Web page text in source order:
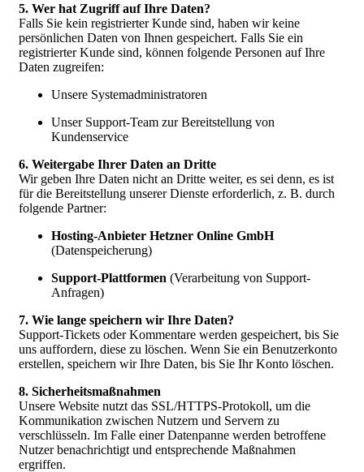
5. Wer hat Zugriff auf Ihre Daten?
Falls Sie kein registrierter Kunde sind, haben wir keine
persönlichen Daten von Ihnen gespeichert. Falls Sie ein
registrierter Kunde sind, können folgende Personen auf Ihre
Daten zugreifen:
Unsere Systemadministratoren
Unser Support-Team zur Bereitstellung von
Kundenservice
6. Weitergabe Ihrer Daten an Dritte
Wir geben Ihre Daten nicht an Dritte weiter, es sei denn, es ist
für die Bereitstellung unserer Dienste erforderlich, z. B. durch
folgende Partner:
Hosting-Anbieter Hetzner Online GmbH
(Datenspeicherung)
Support-Plattformen (Verarbeitung von Support-
Anfragen)
7. Wie lange speichern wir Ihre Daten?
Support-Tickets oder Kommentare werden gespeichert, bis Sie
uns auffordern, diese zu löschen. Wenn Sie ein Benutzerkonto
erstellen, speichern wir Ihre Daten, bis Sie Ihr Konto löschen.
8. Sicherheitsmaßnahmen
Unsere Website nutzt das SSL/HTTPS-Protokoll, um die
Kommunikation zwischen Nutzern und Servern zu
verschlüsseln. Im Falle einer Datenpanne werden betroffene
Nutzer benachrichtigt und entsprechende Maßnahmen
ergriffen.